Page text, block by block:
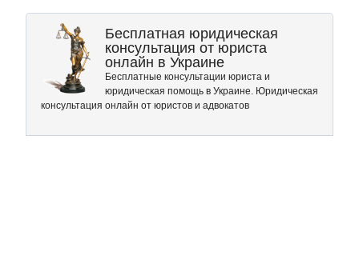
Бесплатная юридическая
консультация от юриста
онлайн в Украине
Бесплатные консультации юриста и
юридическая помощь в Украине. Юридическая
консультация онлайн от юристов и адвокатов